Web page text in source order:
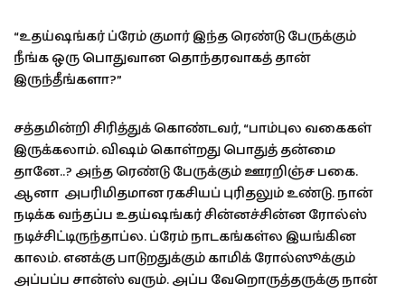
“உதய்ஷங்கர் ப்ரேம் குமார் இந்த ரெண்டு பேருக்கும்
நீங்க ஒரு பொதுவான தொந்தரவாகத் தான்
இருந்தீங்களா?”
சத்தமின்றி சிரித்துக் கொண்டவர், “பாம்புல வகைகள்
இருக்கலாம். விஷம் கொள்றது பொதுத் தன்மை
தானே..? அந்த ரெண்டு பேருக்கும் ஊரறிஞ்ச பகை.
ஆனா அபரிமிதமான ரகசியப் புரிதலும் உண்டு. நான்
நடிக்க வந்தப்ப உதய்ஷங்கர் சின்னச்சின்ன ரோல்ஸ்
நடிச்சிட்டிருந்தாப்ல. ப்ரேம் நாடகங்கள்ல இயங்கின
காலம். எனக்கு பாடுறதுக்கும் காமிக் ரோல்ஸூக்கும்
அப்பப்ப சான்ஸ் வரும். அப்ப வேறொருத்தருக்கு நான்